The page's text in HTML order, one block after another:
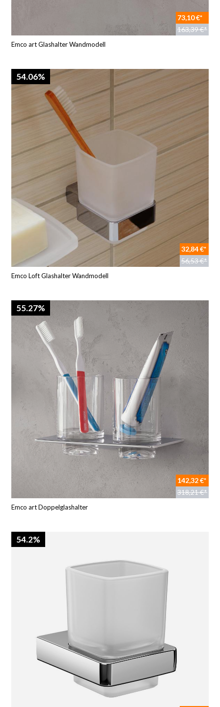
73,10 €*
163,39 €*
Emco art Glashalter Wandmodell
54.06%
32,84 €*
56,53 €*
Emco Loft Glashalter Wandmodell
55.27%
142,32 €*
318,21 €*
Emco art Doppelglashalter
54.2%